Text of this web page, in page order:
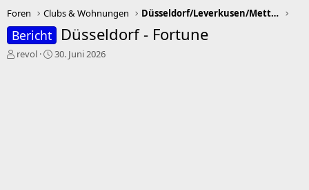
Foren Clubs & Wohnungen Düsseldorf/Leverkusen/Mettmann/Neuss/Ratingen
Bericht Düsseldorf - Fortune
E
revol
E
30. Juni 2026